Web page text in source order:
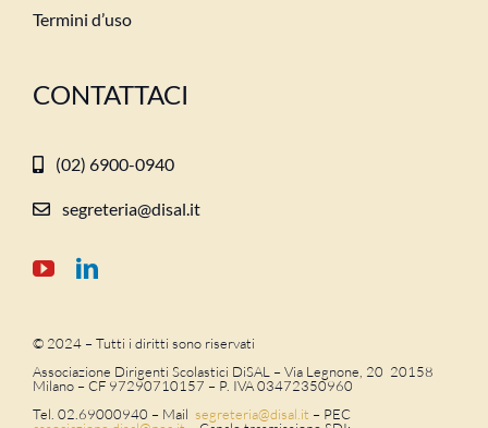
Termini d’uso
CONTATTACI
(02) 6900-0940
segreteria@disal.it
© 2024 – Tutti i diritti sono riservati
Associazione Dirigenti Scolastici DiSAL – Via Legnone, 20 20158
Milano – CF 97290710157 – P. IVA 03472350960
Tel. 02.69000940 – Mail segreteria@disal.it – PEC